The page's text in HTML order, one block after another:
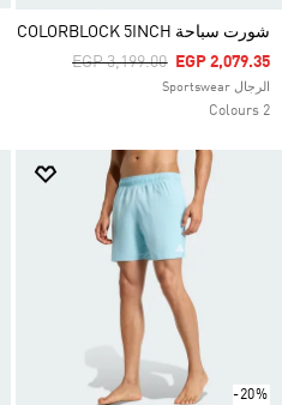
شورت سباحة COLORBLOCK 5INCH
Price Reduced From
EGP 3,199.00ToEGP 2,079.35
الرجال Sportswear
2 Colours
-20%